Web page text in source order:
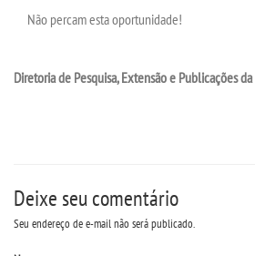
MANUAIS
Não percam esta oportunidade!
Diretoria de Pesquisa, Extensão e Publicações da
Deixe seu comentário
Seu endereço de e-mail não será publicado.